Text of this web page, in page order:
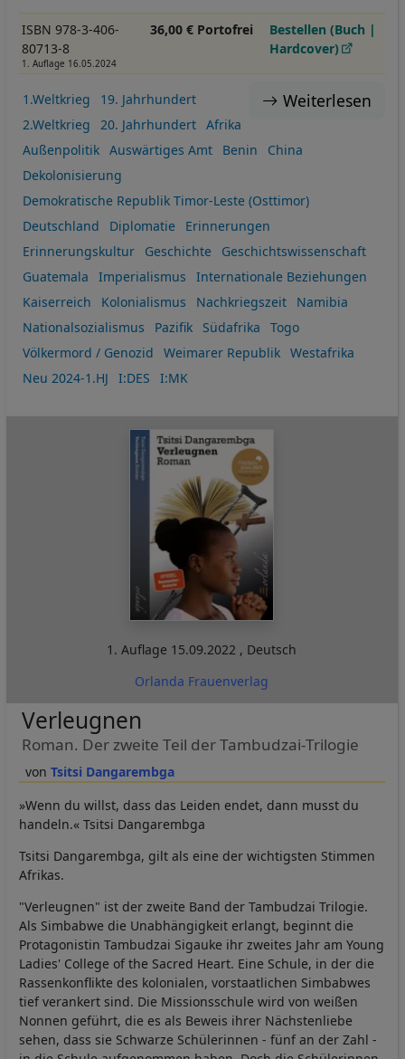
ISBN 978-3-406-
80713-8
1. Auflage 16.05.2024
36,00 € Portofrei
Bestellen (Buch |
Hardcover)
Weiterlesen
1.Weltkrieg
19. Jahrhundert
2.Weltkrieg
20. Jahrhundert
Afrika
Außenpolitik
Auswärtiges Amt Benin
China
Dekolonisierung
Demokratische Republik Timor-Leste (Osttimor)
Deutschland
Diplomatie
Erinnerungen
Erinnerungskultur
Geschichte
Geschichtswissenschaft
Guatemala
Imperialismus
Internationale Beziehungen
Kaiserreich
Kolonialismus Nachkriegszeit
Namibia
Nationalsozialismus
Pazifik Südafrika
Togo
Völkermord / Genozid
Weimarer Republik
Westafrika
Neu 2024-1.HJ
I:DES I:MK
1. Auflage 15.09.2022 , Deutsch
Orlanda Frauenverlag
Tsitsi Dangarembga
Verleugnen
Roman. Der zweite Teil der Tambudzai-Trilogie
»Wenn du willst, dass das Leiden endet, dann musst du
handeln.« Tsitsi Dangarembga
Tsitsi Dangarembga, gilt als eine der wichtigsten Stimmen
Afrikas.
"Verleugnen" ist der zweite Band der Tambudzai Trilogie.
Als Simbabwe die Unabhängigkeit erlangt, beginnt die
Protagonistin Tambudzai Sigauke ihr zweites Jahr am Young
Ladies' College of the Sacred Heart. Eine Schule, in der die
Rassenkonflikte des kolonialen, vorstaatlichen Simbabwes
tief verankert sind. Die Missionsschule wird von weißen
Nonnen geführt, die es als Beweis ihrer Nächstenliebe
sehen, dass sie Schwarze Schülerinnen - fünf an der Zahl -